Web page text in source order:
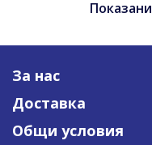
Показани
За нас
Доставка
Общи условия